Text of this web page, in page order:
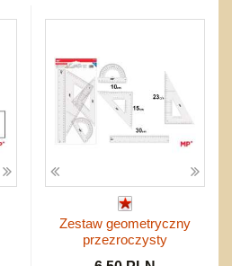
Zestaw geometryczny
przezroczysty